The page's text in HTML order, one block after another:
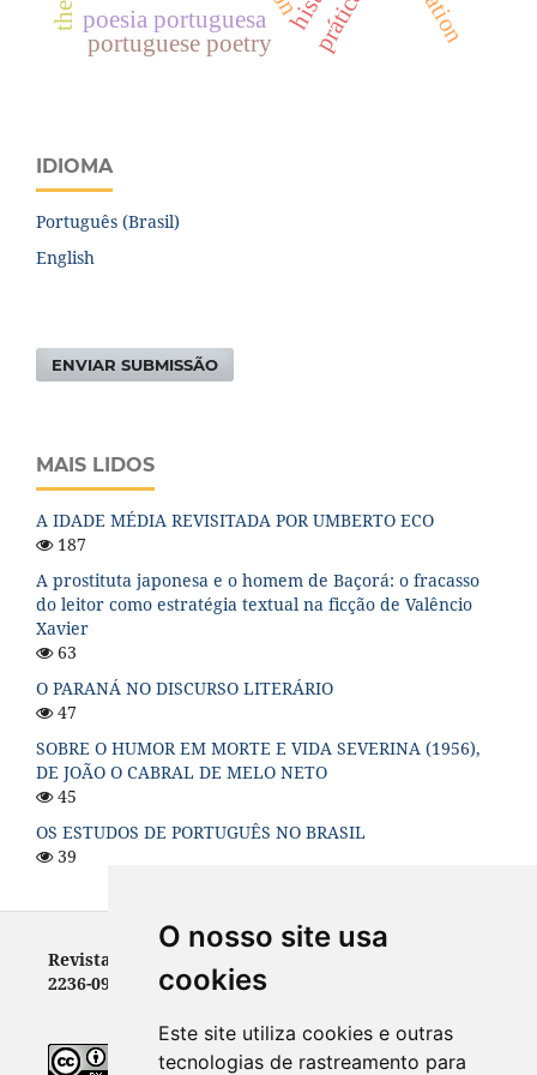
O nosso site usa
cookies
Este site utiliza cookies e outras
tecnologias de rastreamento para
poesia portuguesa prática.
portuguese poetry
IDIOMA
Português (Brasil)
English
ENVIAR SUBMISSÃO
MAIS LIDOS
A IDADE MÉDIA REVISITADA POR UMBERTO ECO
187
A prostituta japonesa e o homem de Baçorá: o fracasso
do leitor como estratégia textual na ficção de Valêncio
Xavier
63
O PARANÁ NO DISCURSO LITERÁRIO
47
SOBRE O HUMOR EM MORTE E VIDA SEVERINA (1956),
DE JOÃO O CABRAL DE MELO NETO
45
OS ESTUDOS DE PORTUGUÊS NO BRASIL
39
Revista Letras - ISSN 0100-0888 (versão impressa) e
2236-0999 (versão eletrônica)